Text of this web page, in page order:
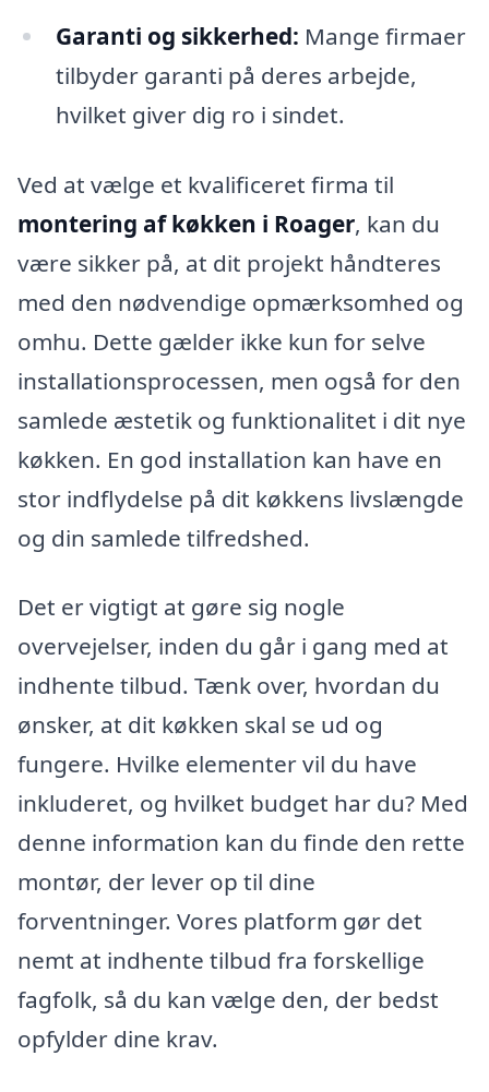
Garanti og sikkerhed: Mange firmaer
tilbyder garanti på deres arbejde,
hvilket giver dig ro i sindet.
Ved at vælge et kvalificeret firma til
montering af køkken i Roager, kan du
være sikker på, at dit projekt håndteres
med den nødvendige opmærksomhed og
omhu. Dette gælder ikke kun for selve
installationsprocessen, men også for den
samlede æstetik og funktionalitet i dit nye
køkken. En god installation kan have en
stor indflydelse på dit køkkens livslængde
og din samlede tilfredshed.
Det er vigtigt at gøre sig nogle
overvejelser, inden du går i gang med at
indhente tilbud. Tænk over, hvordan du
ønsker, at dit køkken skal se ud og
fungere. Hvilke elementer vil du have
inkluderet, og hvilket budget har du? Med
denne information kan du finde den rette
montør, der lever op til dine
forventninger. Vores platform gør det
nemt at indhente tilbud fra forskellige
fagfolk, så du kan vælge den, der bedst
opfylder dine krav.